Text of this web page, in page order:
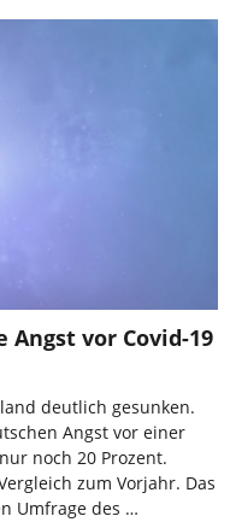
Angst vor Covid-19
deutlich gesunken.
Angst vor einer
noch 20 Prozent.
zum Vorjahr. Das
Umfrage des …